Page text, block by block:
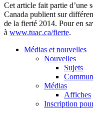
Cet article fait partie d’une
Canada publient sur
de la fierté 2014. Pour en
à www.tuac.ca/fierte.
Médias et nouvelles
Nouvelles
Sujets
Médias
Affiches
Inscription